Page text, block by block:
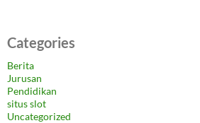
Categories
Berita
Jurusan
Pendidikan
situs slot
Uncategorized